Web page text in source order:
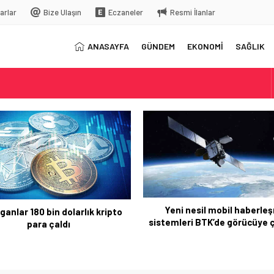
Bize Ulaşın Eczaneler Resmi İlanlar
ANASAYFA GÜNDEM EKONOMİ SAĞLIK
gelecek
nesil mobil haberleşme
BTK’de görücüye çıkacak
Xiaomi bu kez 5 kameralı
yapıyor!